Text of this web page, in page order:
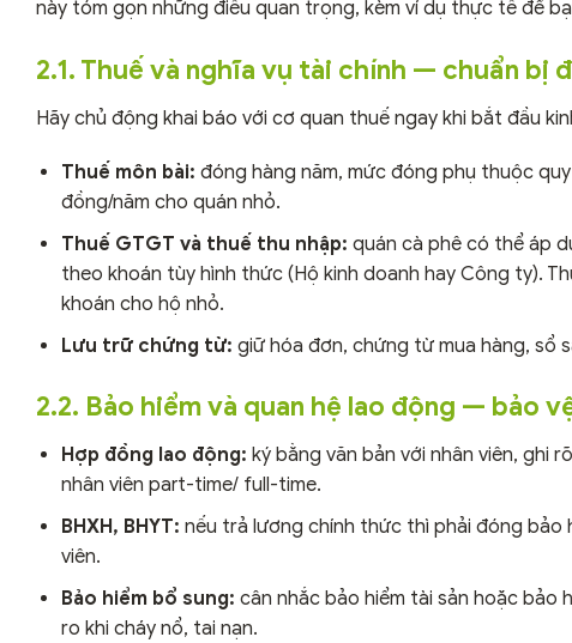
này tóm gọn những điều quan trọng, kèm ví dụ thực tế để
2.1. Thuế và nghĩa vụ tài chính — chuẩn bị
Hãy chủ động khai báo với cơ quan thuế ngay khi bắt đầu
Thuế môn bài: đóng hàng năm, mức đóng phụ thuộc
đồng/năm cho quán nhỏ.
Thuế GTGT và thuế thu nhập: quán cà phê có thể áp
theo khoán tùy hình thức (Hộ kinh doanh hay Công ty).
khoán cho hộ nhỏ.
Lưu trữ chứng từ: giữ hóa đơn, chứng từ mua hàng, sổ
2.2. Bảo hiểm và quan hệ lao động — bảo
Hợp đồng lao động: ký bằng văn bản với nhân viên, ghi
nhân viên part-time/ full-time.
BHXH, BHYT: nếu trả lương chính thức thì phải đóng bảo
viên.
Bảo hiểm bổ sung: cân nhắc bảo hiểm tài sản hoặc bảo
ro khi cháy nổ, tai nạn.